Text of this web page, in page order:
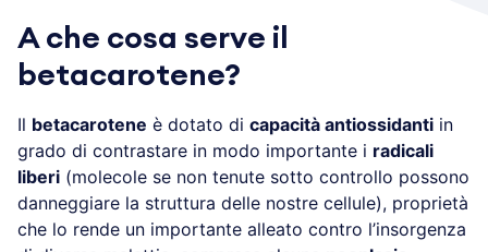
A che cosa serve il
betacarotene?
Il betacarotene è dotato di capacità antiossidanti in
grado di contrastare in modo importante i radicali
liberi (molecole se non tenute sotto controllo possono
danneggiare la struttura delle nostre cellule), proprietà
che lo rende un importante alleato contro l’insorgenza